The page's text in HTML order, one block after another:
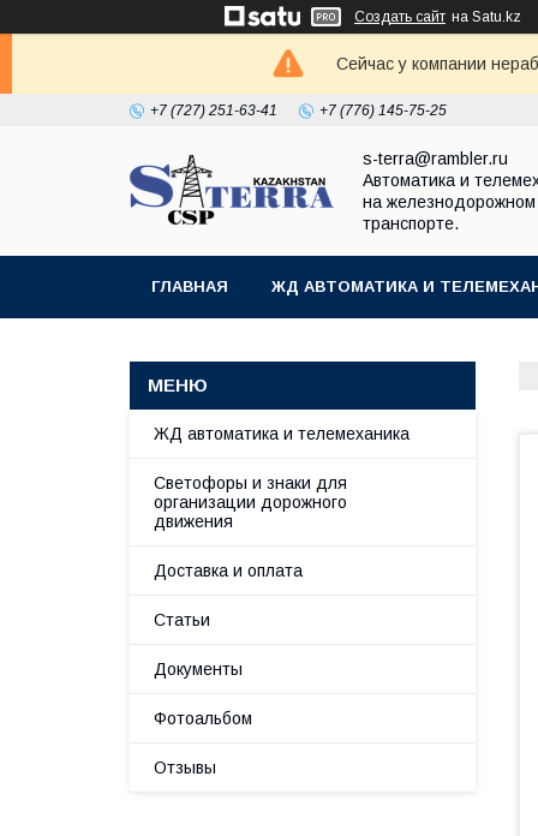
Создать сайт на Satu.kz
Сейчас у компании
+7 (727) 251-63-41 +7 (776) 145-75-25
s-terra@rambler.ru
Автоматика и
на железнодорожном
транспорте.
ГЛАВНАЯ ЖД АВТОМАТИКА И
ЖД автоматика и телемеханика
Светофоры и знаки для
организации дорожного
движения
Доставка и оплата
Статьи
Документы
Фотоальбом
Отзывы